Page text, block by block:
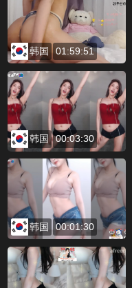
韩国 01:59:51
韩国 00:03:30
韩国 00:01:30